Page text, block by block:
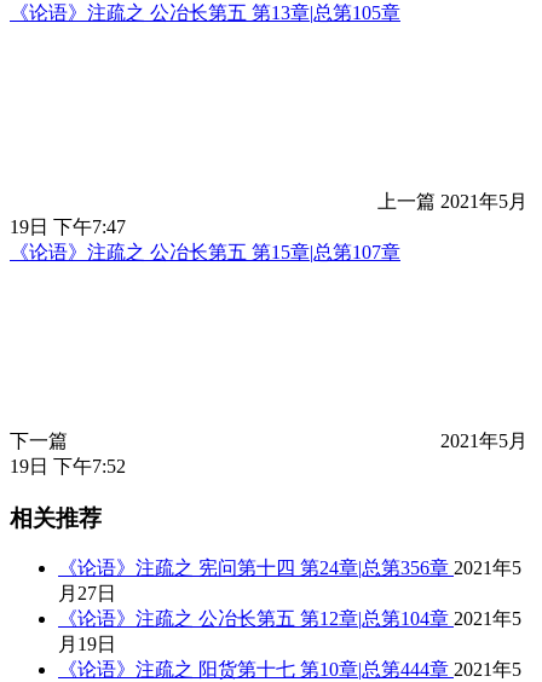
《论语》注疏之 公冶长第五 第13章|总第105章
上一篇 2021年5月
19日 下午7:47
《论语》注疏之 公冶长第五 第15章|总第107章
下一篇
2021年5月
19日 下午7:52
相关推荐
《论语》注疏之 宪问第十四 第24章|总第356章 2021年5
月27日
《论语》注疏之 公冶长第五 第12章|总第104章 2021年5
月19日
《论语》注疏之 阳货第十七 第10章|总第444章 2021年5